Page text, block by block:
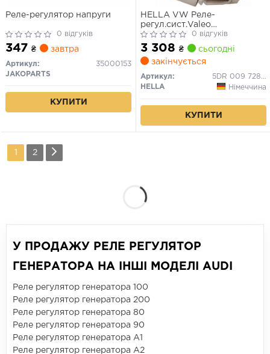
Реле-регулятор напруги
0 відгуків
347 ₴ завтра
Артикул:
35000153
JAKOPARTS
КУПИТИ
HELLA VW Реле-
регул.сист.Valeo
Golf,Passat,Audi
A4,A6,Fabia,Octavia,SuperB
0 відгуків
3 308 ₴
сьогодні
закінчується
Артикул:
5DR 009 728-251
HELLA
Німеччина
КУПИТИ
1 2
У ПРОДАЖУ РЕЛЕ РЕГУЛЯТОР
ГЕНЕРАТОРА НА ІНШІ МОДЕЛІ AUDI
Реле регулятор генератора 100
Реле регулятор генератора 200
Реле регулятор генератора 80
Реле регулятор генератора 90
Реле регулятор генератора A1
Реле регулятор генератора A2